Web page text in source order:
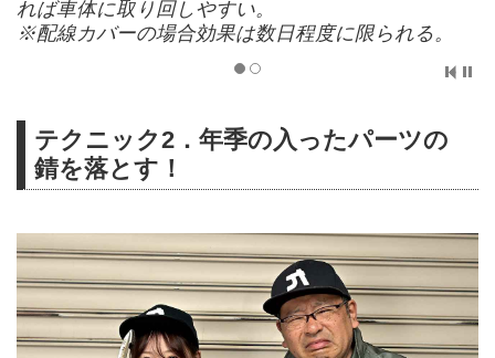
れば車体に取り回しやすい。
※配線カバーの場合効果は数日程度に限られる。
テクニック2．年季の入ったパーツの
錆を落とす！